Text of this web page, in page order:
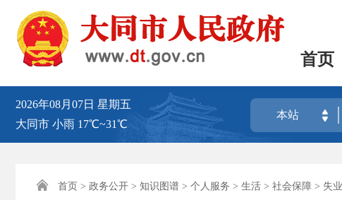
首页
2026年08月07日 星期五
大同市 小雨 17℃~31℃
本站
 首页 > 政务公开 > 知识图谱 > 个人服务 > 生活 > 社会保障 > 失